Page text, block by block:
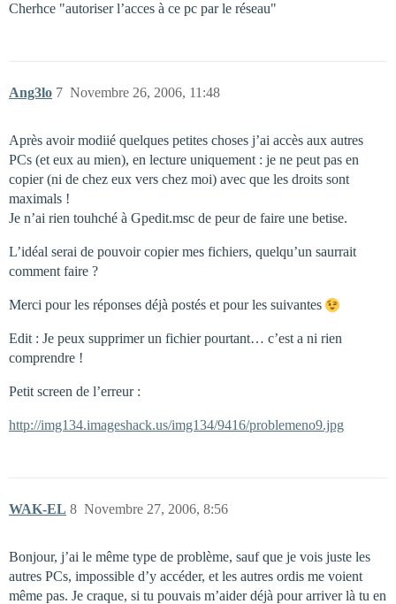
Cherhce "autoriser l’acces à ce pc par le réseau"
Ang3lo Novembre 26, 2006, 11:48
7
Après avoir modiié quelques petites choses j’ai accès aux autres
PCs (et eux au mien), en lecture uniquement : je ne peut pas en
copier (ni de chez eux vers chez moi) avec que les droits sont
maximals !
Je n’ai rien touhché à Gpedit.msc de peur de faire une betise.
L’idéal serai de pouvoir copier mes fichiers, quelqu’un saurrait
comment faire ?
Merci pour les réponses déjà postés et pour les suivantes
Edit : Je peux supprimer un fichier pourtant… c’est a ni rien
comprendre !
Petit screen de l’erreur :
http://img134.imageshack.us/img134/9416/problemeno9.jpg
WAK-EL Novembre 27, 2006, 8:56
8
Bonjour, j’ai le même type de problème, sauf que je vois juste les
autres PCs, impossible d’y accéder, et les autres ordis me voient
même pas. Je craque, si tu pouvais m’aider déjà pour arriver là tu en